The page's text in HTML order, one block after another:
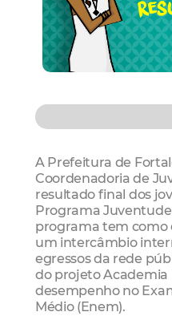
A Prefeitura de
Coordenadoria de
resultado final dos
Programa
programa tem
um intercâmbio
egressos da rede
do projeto
desempenho no
Médio (Enem).